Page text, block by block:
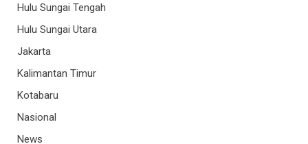
Hulu Sungai Tengah
Hulu Sungai Utara
Jakarta
Kalimantan Timur
Kotabaru
Nasional
News